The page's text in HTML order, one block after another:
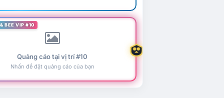
BEE VIP #10
Quảng cáo tại vị trí #10
Nhấn để đặt quảng cáo của bạn